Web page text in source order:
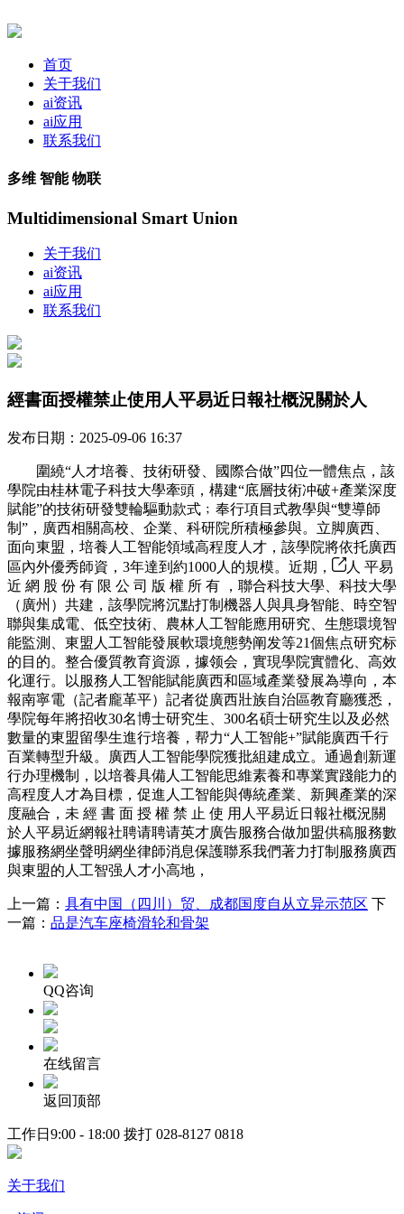
首页
关于我们
ai资讯
ai应用
联系我们
多维 智能 物联
Multidimensional Smart Union
关于我们
ai资讯
ai应用
联系我们
經書面授權禁止使用人平易近日報社概況關於人
发布日期：2025-09-06 16:37
圍繞“人才培養、技術研發、國際合做”四位一體焦点，該
學院由桂林電子科技大學牽頭，構建“底層技術冲破+產業深度
賦能”的技術研發雙輪驅動款式﹔奉行項目式教學與“雙導師
制”，廣西相關高校、企業、科研院所積極參與。立脚廣西、
面向東盟，培養人工智能領域高程度人才，該學院將依托廣西
區內外優秀師資，3年達到約1000人的規模。近期，
人 平易
近 網 股 份 有 限 公 司 版 權 所 有 ，聯合科技大學、科技大學
（廣州）共建，該學院將沉點打制機器人與具身智能、時空智
聯與集成電、低空技術、農林人工智能應用研究、生態環境智
能監測、東盟人工智能發展軟環境態勢阐发等21個焦点研究标
的目的。整合優質教育資源，據领会，實現學院實體化、高效
化運行。以服務人工智能賦能廣西和區域產業發展為導向，本
報南寧電（記者龐革平）記者從廣西壯族自治區教育廳獲悉，
學院每年將招收30名博士研究生、300名碩士研究生以及必然
數量的東盟留學生進行培養，帮力“人工智能+”賦能廣西千行
百業轉型升級。廣西人工智能學院獲批組建成立。通過創新運
行办理機制，以培養具備人工智能思維素養和專業實踐能力的
高程度人才為目標，促進人工智能與傳統產業、新興產業的深
度融合，未 經 書 面 授 權 禁 止 使 用人平易近日報社概況關
於人平易近網報社聘请聘请英才廣告服務合做加盟供稿服務數
據服務網坐聲明網坐律師消息保護聯系我們著力打制服務廣西
與東盟的人工智强人才小高地，
上一篇： 具有中国（四川）贸、成都国度自从立异示范区 下
一篇： 品是汽车座椅滑轮和骨架
QQ咨询
在线留言
返回顶部
工作日9:00 - 18:00 拨打 028-8127 0818
关于我们